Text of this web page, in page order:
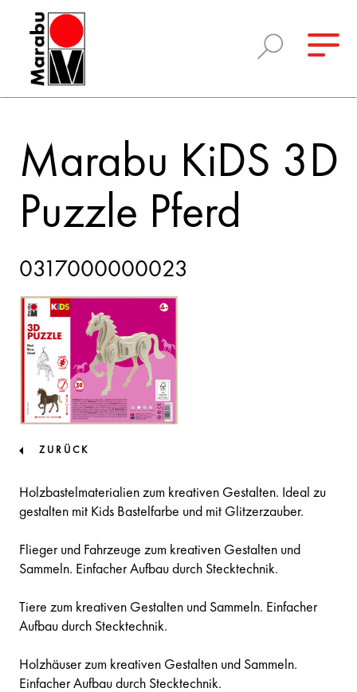
Marabu KiDS 3D
Puzzle Pferd
0317000000023
ZURÜCK
Holzbastelmaterialien zum kreativen Gestalten. Ideal zu
gestalten mit Kids Bastelfarbe und mit Glitzerzauber.
Flieger und Fahrzeuge zum kreativen Gestalten und
Sammeln. Einfacher Aufbau durch Stecktechnik.
Tiere zum kreativen Gestalten und Sammeln. Einfacher
Aufbau durch Stecktechnik.
Holzhäuser zum kreativen Gestalten und Sammeln.
Einfacher Aufbau durch Stecktechnik.